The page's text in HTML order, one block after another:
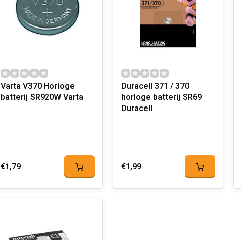
Varta V370 Horloge
batterij SR920W Varta
€1,79
Duracell 371 / 370
horloge batterij SR69
Duracell
€1,99